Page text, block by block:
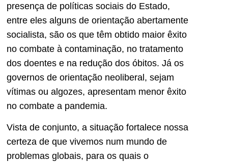
presença de políticas sociais do Estado,
entre eles alguns de orientação abertamente
socialista, são os que têm obtido maior êxito
no combate à contaminação, no tratamento
dos doentes e na redução dos óbitos. Já os
governos de orientação neoliberal, sejam
vítimas ou algozes, apresentam menor êxito
no combate a pandemia.
Vista de conjunto, a situação fortalece nossa
certeza de que vivemos num mundo de
problemas globais, para os quais o